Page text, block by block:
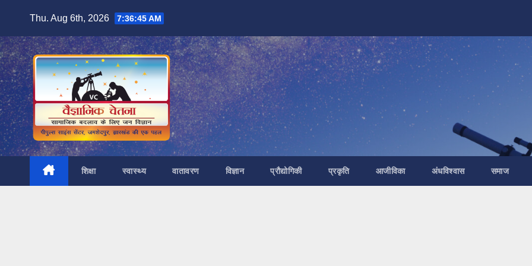
content
Thu. Aug 6th, 2026 7:36:46 AM
शिक्षा स्वास्थ्य वातावरण विज्ञान प्रौद्योगिकी प्रकृति आजीविका अंधविश्वास समाज